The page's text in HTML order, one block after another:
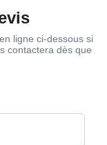
ligne ci-dessous si
contactera dès que